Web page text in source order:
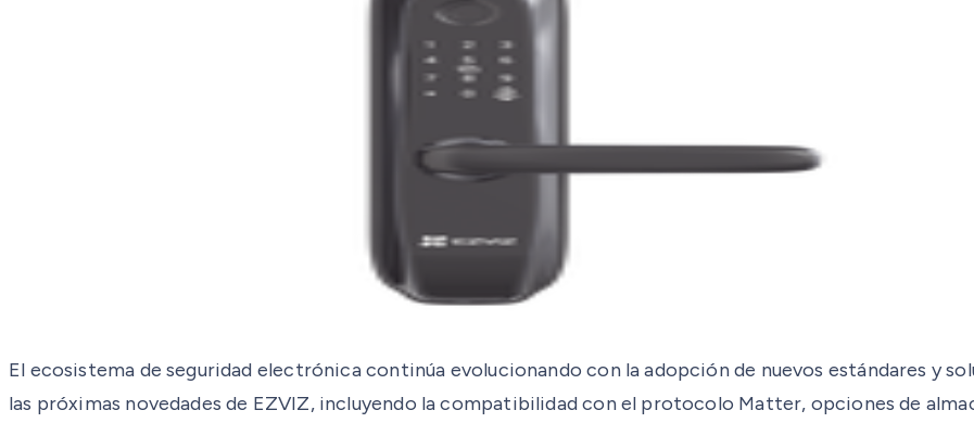
El ecosistema de seguridad electrónica continúa evolucionando con la adopción de nuevos estándares y
las próximas novedades de EZVIZ, incluyendo la compatibilidad con el protocolo Matter, opciones de